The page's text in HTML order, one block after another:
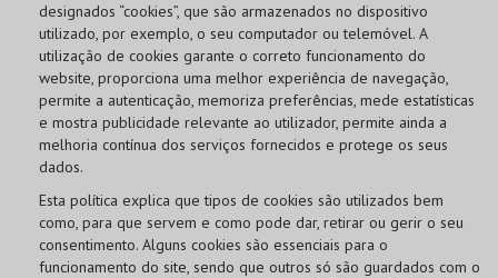
designados “cookies”, que são armazenados no dispositivo
utilizado, por exemplo, o seu computador ou telemóvel. A
utilização de cookies garante o correto funcionamento do
website, proporciona uma melhor experiência de navegação,
permite a autenticação, memoriza preferências, mede estatísticas
e mostra publicidade relevante ao utilizador, permite ainda a
melhoria contínua dos serviços fornecidos e protege os seus
dados.
Esta política explica que tipos de cookies são utilizados bem
como, para que servem e como pode dar, retirar ou gerir o seu
consentimento. Alguns cookies são essenciais para o
funcionamento do site, sendo que outros só são guardados com o